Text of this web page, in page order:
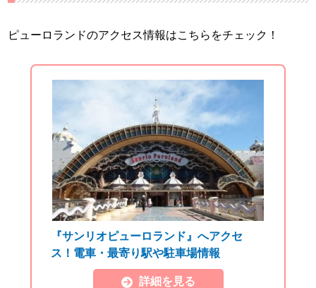
ピューロランドのアクセス情報はこちらをチェック！
『サンリオピューロランド』へアクセ
ス！電車・最寄り駅や駐車場情報
詳細を見る